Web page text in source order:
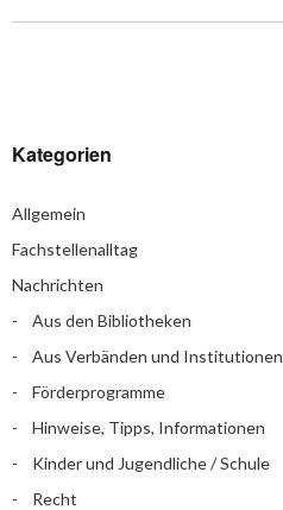
Kategorien
Allgemein
Fachstellenalltag
Nachrichten
Aus den Bibliotheken
Aus Verbänden und Institutionen
Förderprogramme
Hinweise, Tipps, Informationen
Kinder und Jugendliche / Schule
Recht